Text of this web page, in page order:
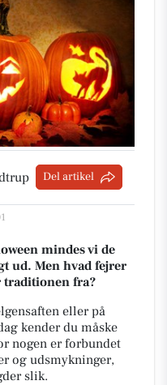
Del artikel
mindes vi de
ud. Men hvad fejrer
traditionen fra?
eller på
kender du måske
nogen er forbundet
og udsmykninger,
slik.